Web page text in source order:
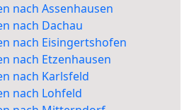
nach Assenhausen
nach Dachau
nach Eisingertshofen
nach Etzenhausen
nach Karlsfeld
nach Lohfeld